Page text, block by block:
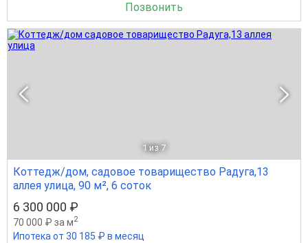
Позвонить
1 из 7
Коттедж/дом, садовое товарищество Радуга,13
аллея улица, 90 м², 6 соток
6 300 000 ₽
70 000 ₽ за м2
Ипотека от 30 185 ₽ в месяц